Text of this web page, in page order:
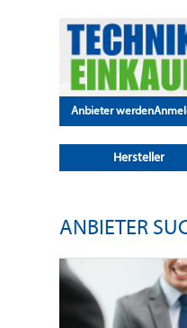
Anbieter werden
Hersteller
ANBIETER